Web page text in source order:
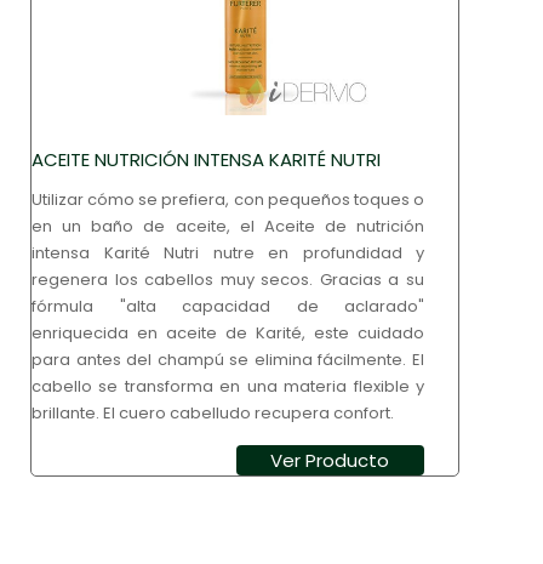
ACEITE NUTRICIÓN INTENSA KARITÉ NUTRI
Utilizar cómo se prefiera, con pequeños toques o
en un baño de aceite, el Aceite de nutrición
intensa Karité Nutri nutre en profundidad y
regenera los cabellos muy secos. Gracias a su
fórmula "alta capacidad de aclarado"
enriquecida en aceite de Karité, este cuidado
para antes del champú se elimina fácilmente. El
cabello se transforma en una materia flexible y
brillante. El cuero cabelludo recupera confort.
Ver Producto